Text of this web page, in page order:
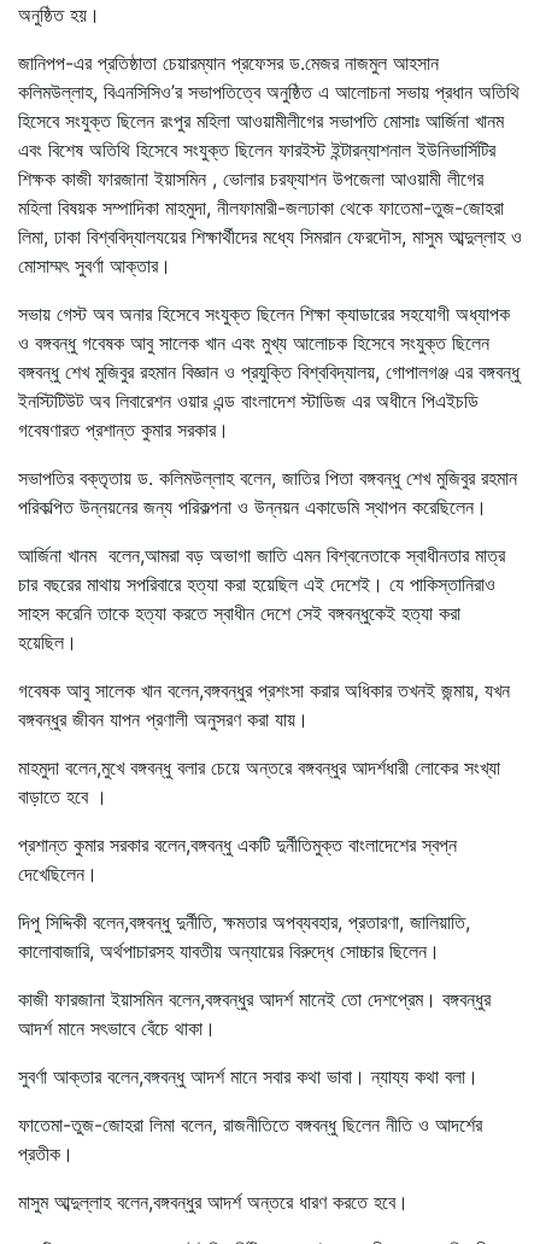
অনুষ্ঠিত হয়।
জানিপপ-এর প্রতিষ্ঠাতা চেয়ারম্যান প্রফেসর ড.মেজর নাজমুল আহসান
কলিমউল্লাহ, বিএনসিসিও’র সভাপতিত্বে অনুষ্ঠিত এ আলোচনা সভায় প্রধান অতিথি
হিসেবে সংযুক্ত ছিলেন রংপুর মহিলা আওয়ামীলীগের সভাপতি মোসাঃ আর্জিনা খানম
এবং বিশেষ অতিথি হিসেবে সংযুক্ত ছিলেন ফারইস্ট ইন্টারন্যাশনাল ইউনিভার্সিটির
শিক্ষক কাজী ফারজানা ইয়াসমিন , ভোলার চরফ্যাশন উপজেলা আওয়ামী লীগের
মহিলা বিষয়ক সম্পাদিকা মাহমুদা, নীলফামারী-জলঢাকা থেকে ফাতেমা-তুজ-জোহরা
লিমা, ঢাকা বিশ্ববিদ্যালযয়ের শিক্ষার্থীদের মধ্যে সিমরান ফেরদৌস, মাসুম আব্দুল্লাহ ও
মোসাম্মৎ সুবর্ণা আক্তার।
সভায় গেস্ট অব অনার হিসেবে সংযুক্ত ছিলেন শিক্ষা ক্যাডারের সহযোগী অধ্যাপক
ও বঙ্গবন্ধু গবেষক আবু সালেক খান এবং মুখ্য আলোচক হিসেবে সংযুক্ত ছিলেন
বঙ্গবন্ধু শেখ মুজিবুর রহমান বিজ্ঞান ও প্রযুক্তি বিশ্ববিদ্যালয়, গোপালগঞ্জ এর বঙ্গবন্ধু
ইনস্টিটিউট অব লিবারেশন ওয়ার এন্ড বাংলাদেশ স্টাডিজ এর অধীনে পিএইচডি
গবেষণারত প্রশান্ত কুমার সরকার।
সভাপতির বক্তৃতায় ড. কলিমউল্লাহ বলেন, জাতির পিতা বঙ্গবন্ধু শেখ মুজিবুর রহমান
পরিকল্পিত উন্নয়নের জন্য পরিকল্পনা ও উন্নয়ন একাডেমি স্থাপন করেছিলেন।
আর্জিনা খানম বলেন,আমরা বড় অভাগা জাতি এমন বিশ্বনেতাকে স্বাধীনতার মাত্র
চার বছরের মাথায় সপরিবারে হত্যা করা হয়েছিল এই দেশেই। যে পাকিস্তানিরাও
সাহস করেনি তাকে হত্যা করতে স্বাধীন দেশে সেই বঙ্গবন্ধুকেই হত্যা করা
হয়েছিল।
গবেষক আবু সালেক খান বলেন,বঙ্গবন্ধুর প্রশংসা করার অধিকার তখনই জন্মায়, যখন
বঙ্গবন্ধুর জীবন যাপন প্রণালী অনুসরণ করা যায়।
মাহমুদা বলেন,মুখে বঙ্গবন্ধু বলার চেয়ে অন্তরে বঙ্গবন্ধুর আদর্শধারী লোকের সংখ্যা
বাড়াতে হবে ।
প্রশান্ত কুমার সরকার বলেন,বঙ্গবন্ধু একটি দুর্নীতিমুক্ত বাংলাদেশের স্বপ্ন
দেখেছিলেন।
দিপু সিদ্দিকী বলেন,বঙ্গবন্ধু দুর্নীতি, ক্ষমতার অপব্যবহার, প্রতারণা, জালিয়াতি,
কালোবাজারি, অর্থপাচারসহ যাবতীয় অন্যায়ের বিরুদ্ধে সোচ্চার ছিলেন।
কাজী ফারজানা ইয়াসমিন বলেন,বঙ্গবন্ধুর আদর্শ মানেই তো দেশপ্রেম। বঙ্গবন্ধুর
আদর্শ মানে সৎভাবে বেঁচে থাকা।
সুবর্ণা আক্তার বলেন,বঙ্গবন্ধু আদর্শ মানে সবার কথা ভাবা। ন্যায্য কথা বলা।
ফাতেমা-তুজ-জোহরা লিমা বলেন, রাজনীতিতে বঙ্গবন্ধু ছিলেন নীতি ও আদর্শের
প্রতীক।
মাসুম আব্দুল্লাহ বলেন,বঙ্গবন্ধুর আদর্শ অন্তরে ধারণ করতে হবে।